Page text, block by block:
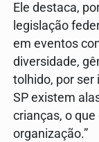
Ele destaca,
legislação
em eventos
diversidade,
tolhido, por ser
SP existem
crianças, o
organização.”